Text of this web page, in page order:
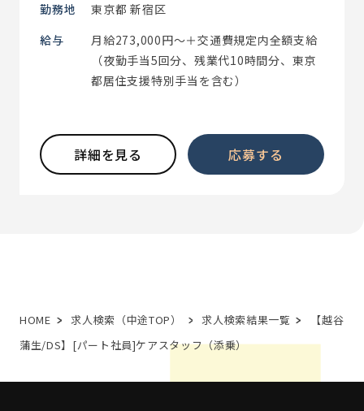
勤務地
東京都 新宿区
給与
月給273,000円～＋交通費規定内全額支給
（夜勤手当5回分、残業代10時間分、東京
都居住支援特別手当を含む）
詳細を見る 応募する
HOME 求人検索（中途TOP） 求人検索結果一覧
【越谷
蒲生/DS】[パート社員]ケアスタッフ（添乗）